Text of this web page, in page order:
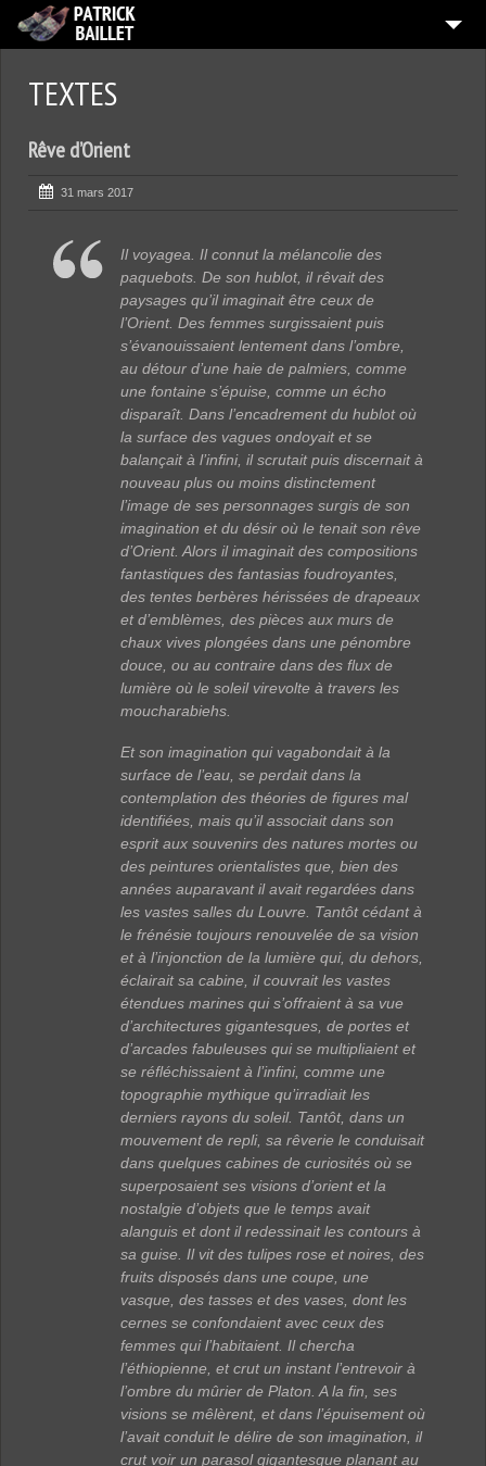
ATELIER
PEINTURES
TRAVAUX PAPIER
TEXTES
QUI EST L’ARTISTE ?
TEXTES
Rêve d’Orient
31 mars 2017
Il voyagea. Il connut la mélancolie des
paquebots. De son hublot, il rêvait des
paysages qu’il imaginait être ceux de
l’Orient. Des femmes surgissaient puis
s’évanouissaient lentement dans l’ombre,
au détour d’une haie de palmiers, comme
une fontaine s’épuise, comme un écho
disparaît. Dans l’encadrement du hublot où
la surface des vagues ondoyait et se
balançait à l’infini, il scrutait puis discernait à
nouveau plus ou moins distinctement
l’image de ses personnages surgis de son
imagination et du désir où le tenait son rêve
d’Orient. Alors il imaginait des compositions
fantastiques des fantasias foudroyantes,
des tentes berbères hérissées de drapeaux
et d’emblèmes, des pièces aux murs de
chaux vives plongées dans une pénombre
douce, ou au contraire dans des flux de
lumière où le soleil virevolte à travers les
moucharabiehs.
Et son imagination qui vagabondait à la
surface de l’eau, se perdait dans la
contemplation des théories de figures mal
identifiées, mais qu’il associait dans son
esprit aux souvenirs des natures mortes ou
des peintures orientalistes que, bien des
années auparavant il avait regardées dans
les vastes salles du Louvre. Tantôt cédant à
le frénésie toujours renouvelée de sa vision
et à l’injonction de la lumière qui, du dehors,
éclairait sa cabine, il couvrait les vastes
étendues marines qui s’offraient à sa vue
d’architectures gigantesques, de portes et
d’arcades fabuleuses qui se multipliaient et
se réfléchissaient à l’infini, comme une
topographie mythique qu’irradiait les
derniers rayons du soleil. Tantôt, dans un
mouvement de repli, sa rêverie le conduisait
dans quelques cabines de curiosités où se
superposaient ses visions d’orient et la
nostalgie d’objets que le temps avait
alanguis et dont il redessinait les contours à
sa guise. Il vit des tulipes rose et noires, des
fruits disposés dans une coupe, une
vasque, des tasses et des vases, dont les
cernes se confondaient avec ceux des
femmes qui l’habitaient. Il chercha
l’éthiopienne, et crut un instant l’entrevoir à
l’ombre du mûrier de Platon. A la fin, ses
visions se mêlèrent, et dans l’épuisement où
l’avait conduit le délire de son imagination, il
crut voir un parasol gigantesque planant au